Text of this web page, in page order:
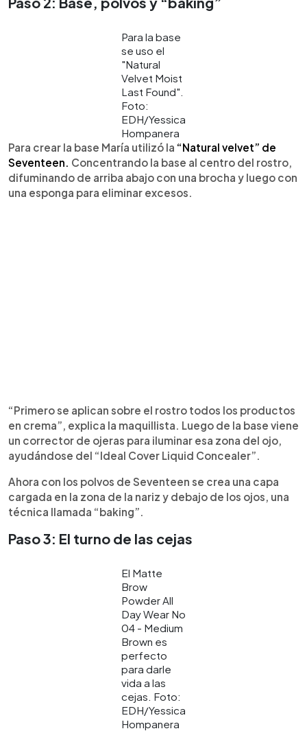
Para la base
se uso el
"Natural
Velvet Moist
Last Found".
Foto:
EDH/Yessica
Hompanera
Para crear la base María utilizó la “Natural velvet” de
Seventeen. Concentrando la base al centro del rostro,
difuminando de arriba abajo con una brocha y luego con
una esponga para eliminar excesos.
“Primero se aplican sobre el rostro todos los productos
en crema”, explica la maquillista. Luego de la base viene
un corrector de ojeras para iluminar esa zona del ojo,
ayudándose del “Ideal Cover Liquid Concealer”.
Ahora con los polvos de Seventeen se crea una capa
cargada en la zona de la nariz y debajo de los ojos, una
técnica llamada “baking”.
Paso 3: El turno de las cejas
El Matte
Brow
Powder All
Day Wear No
04 - Medium
Brown es
perfecto
para darle
vida a las
cejas. Foto:
EDH/Yessica
Hompanera